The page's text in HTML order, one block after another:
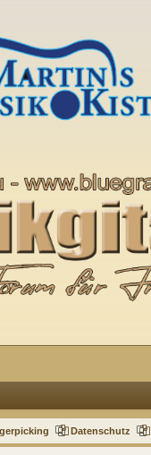
Datenschutz